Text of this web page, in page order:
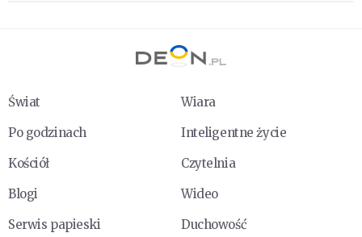
Świat
Wiara
Po godzinach
Inteligentne życie
Kościół
Czytelnia
Blogi
Wideo
Serwis papieski
Duchowość